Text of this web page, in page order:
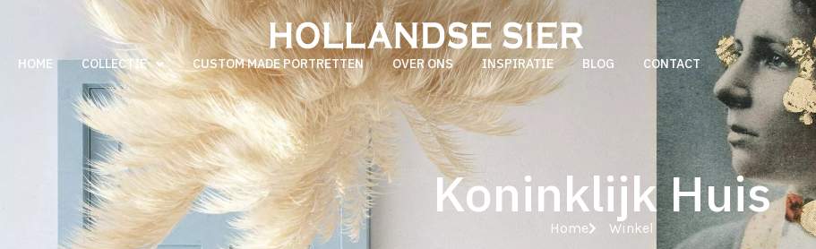
HOME COLLECTIE CUSTOM MADE PORTRETTEN OVER ONS INSPIRATIE BLOG CONTACT
Koninklijk Huis
Home Winkel